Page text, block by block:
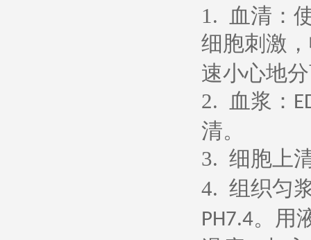
1.
血清：
细胞刺激
速小心地
2.
血浆：
清。
3. 细胞上
4. 组织匀
PH7.4。用